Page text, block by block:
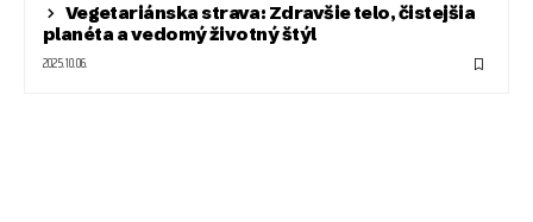
Vegetariánska strava: Zdravšie telo, čistejšia
planéta a vedomý životný štýl
2025.10.06.